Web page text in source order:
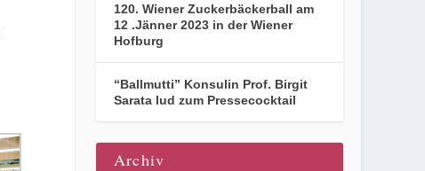
120. Wiener Zuckerbäckerball am
12 .Jänner 2023 in der Wiener
Hofburg
“Ballmutti” Konsulin Prof. Birgit
Sarata lud zum Pressecocktail
Archiv